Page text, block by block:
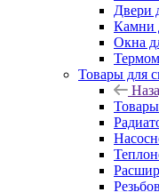
Двери
Камни
Окна
Товары для